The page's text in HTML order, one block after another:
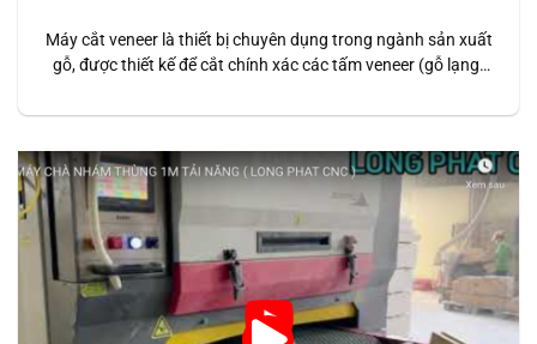
Máy cắt veneer là thiết bị chuyên dụng trong ngành sản xuất
gỗ, được thiết kế để cắt chính xác các tấm veneer (gỗ lạng)
quả cho các doanh nghiệp sản xuất nội thất cao cấp, giúp